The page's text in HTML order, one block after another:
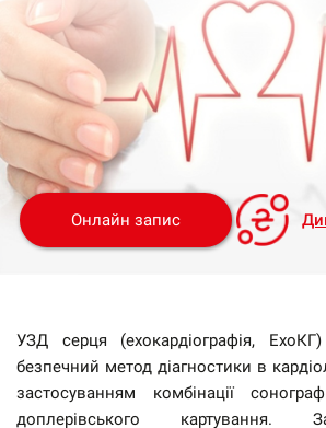
Онлайн запис
УЗД серця (ехокардіографія,
безпечний метод діагностики в
застосуванням комбінації
доплерівського картування.